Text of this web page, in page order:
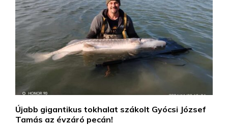
Újabb gigantikus tokhalat szákolt Gyócsi József
Tamás az évzáró pecán!